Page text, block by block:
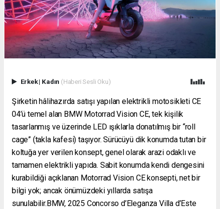
Erkek| Kadın (Haberi Sesli Oku)
Şirketin hâlihazırda satışı yapılan elektrikli motosikleti CE
04’ü temel alan BMW Motorrad Vision CE, tek kişilik
tasarlanmış ve üzerinde LED ışıklarla donatılmış bir “roll
cage” (takla kafesi) taşıyor. Sürücüyü dik konumda tutan bir
koltuğa yer verilen konsept, genel olarak arazi odaklı ve
tamamen elektrikli yapıda. Sabit konumda kendi dengesini
kurabildiği açıklanan Motorrad Vision CE konsepti, net bir
bilgi yok; ancak önümüzdeki yıllarda satışa
sunulabilir.BMW, 2025 Concorso d’Eleganza Villa d’Este